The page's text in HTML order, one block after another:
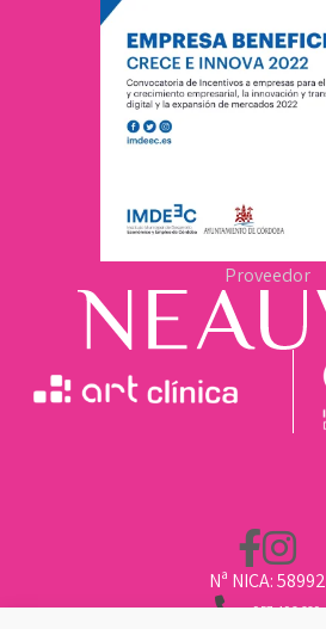
Nª NICA: 58992
957 496 669
Proveedor